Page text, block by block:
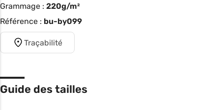
Grammage : 220g/m²
Référence : bu-by099
Traçabilité
Guide des tailles